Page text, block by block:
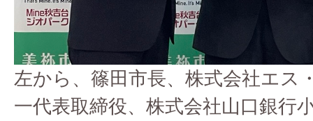
左から、篠田市長、株式会社エス
一代表取締役、株式会社山口銀行